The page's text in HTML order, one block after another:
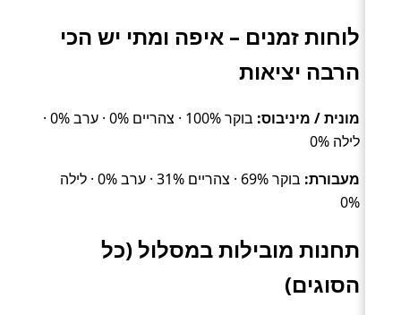
לוחות זמנים – איפה ומתי יש הכי
הרבה יציאות
מונית / מיניבוס:
בוקר 100% · צהריים 0% · ערב 0% ·
לילה 0%
מעבורת:
בוקר 69% · צהריים 31% · ערב 0% · לילה
0%
תחנות מובילות במסלול (כל
הסוגים)